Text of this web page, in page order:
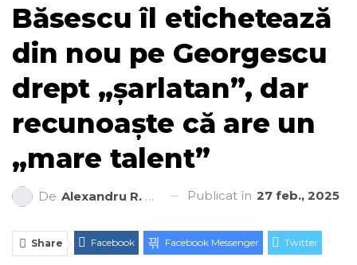
Băsescu îl etichetează
din nou pe Georgescu
drept „șarlatan”, dar
recunoaște că are un
„mare talent”
De Alexandru R. Cantemir Publicat în 27 feb., 2025
Share Facebook Facebook Messenger Twitter